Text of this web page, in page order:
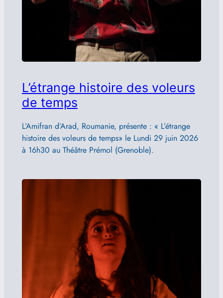
L’étrange histoire des voleurs
de temps
L’Amifran d’Arad, Roumanie, présente : « L’étrange
histoire des voleurs de temps» le Lundi 29 juin 2026
à 16h30 au Théâtre Prémol (Grenoble).